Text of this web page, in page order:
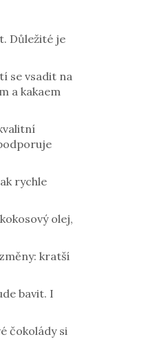
Důležité je
se vsadit na
a kakaem
rychle
olej,
kratší
bavit. I
čokolády si